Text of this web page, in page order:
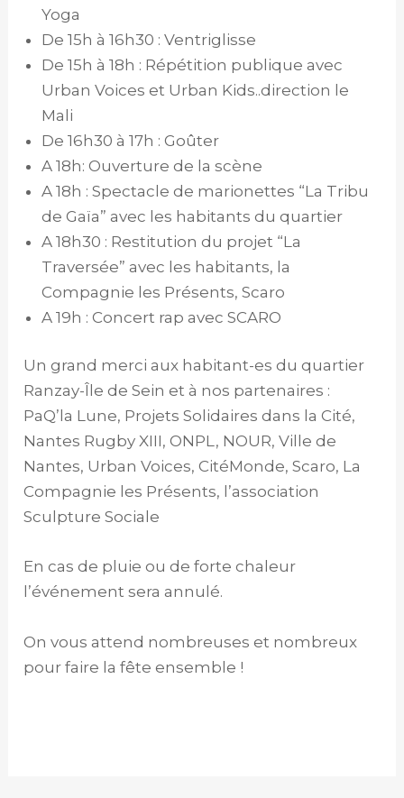
Yoga
De 15h à 16h30 : Ventriglisse
De 15h à 18h : Répétition publique avec
Urban Voices et Urban Kids..direction le
Mali
De 16h30 à 17h : Goûter
A 18h: Ouverture de la scène
A 18h : Spectacle de marionettes “La Tribu
de Gaïa” avec les habitants du quartier
A 18h30 : Restitution du projet “La
Traversée” avec les habitants, la
Compagnie les Présents, Scaro
A 19h : Concert rap avec SCARO
Un grand merci aux habitant-es du quartier
Ranzay-Île de Sein et à nos partenaires :
PaQ’la Lune, Projets Solidaires dans la Cité,
Nantes Rugby XIII, ONPL, NOUR, Ville de
Nantes, Urban Voices, CitéMonde, Scaro, La
Compagnie les Présents, l’association
Sculpture Sociale
En cas de pluie ou de forte chaleur
l’événement sera annulé.
On vous attend nombreuses et nombreux
pour faire la fête ensemble !